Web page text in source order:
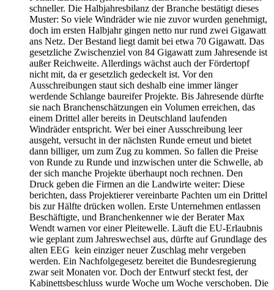
schneller. Die Halbjahresbilanz der Branche bestätigt dieses
Muster: So viele Windräder wie nie zuvor wurden genehmigt,
doch im ersten Halbjahr gingen netto nur rund zwei Gigawatt
ans Netz. Der Bestand liegt damit bei etwa 70 Gigawatt. Das
gesetzliche Zwischenziel von 84 Gigawatt zum Jahresende ist
außer Reichweite. Allerdings wächst auch der Fördertopf
nicht mit, da er gesetzlich gedeckelt ist. Vor den
Ausschreibungen staut sich deshalb eine immer länger
werdende Schlange baureifer Projekte. Bis Jahresende dürfte
sie nach Branchenschätzungen ein Volumen erreichen, das
einem Drittel aller bereits in Deutschland laufenden
Windräder entspricht. Wer bei einer Ausschreibung leer
ausgeht, versucht in der nächsten Runde erneut und bietet
dann billiger, um zum Zug zu kommen. So fallen die Preise
von Runde zu Runde und inzwischen unter die Schwelle, ab
der sich manche Projekte überhaupt noch rechnen. Den
Druck geben die Firmen an die Landwirte weiter: Diese
berichten, dass Projektierer vereinbarte Pachten um ein Drittel
bis zur Hälfte drücken wollen. Erste Unternehmen entlassen
Beschäftigte, und Branchenkenner wie der Berater Max
Wendt warnen vor einer Pleitewelle. Läuft die EU-Erlaubnis
wie geplant zum Jahreswechsel aus, dürfte auf Grundlage des
alten EEG kein einziger neuer Zuschlag mehr vergeben
werden. Ein Nachfolgegesetz bereitet die Bundesregierung
zwar seit Monaten vor. Doch der Entwurf steckt fest, der
Kabinettsbeschluss wurde Woche um Woche verschoben. Die